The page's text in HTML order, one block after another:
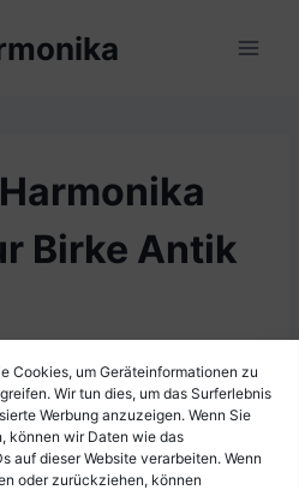
Cookies, um Geräteinformationen zu
Wir tun dies, um das Surferlebnis
Werbung anzuzeigen. Wenn Sie
können wir Daten wie das
auf dieser Website verarbeiten. Wenn
oder zurückziehen, können
Birke Antik